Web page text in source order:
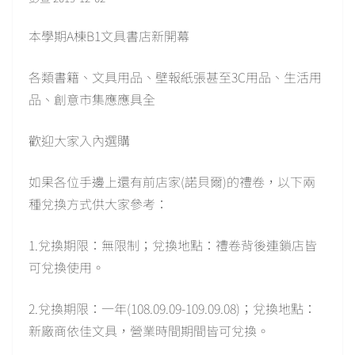
本學期A棟B1文具書店新開幕
各類書籍、文具用品、壁報紙張甚至3C用品、生活用
品、創意市集應應具全
歡迎大家入內選購
如果各位手邊上還有前店家(諾貝爾)的禮卷，以下兩
種兌換方式供大家參考：
1.兌換期限：無限制；兌換地點：禮卷背後連鎖店皆
可兌換使用。
2.兌換期限：一年(108.09.09-109.09.08)；兌換地點：
新廠商依佳文具，營業時間期間皆可兌換。